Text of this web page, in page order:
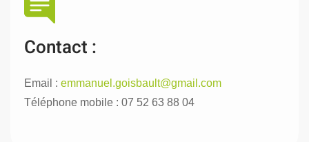
Contact :
Email : emmanuel.goisbault@gmail.com
Téléphone mobile : 07 52 63 88 04